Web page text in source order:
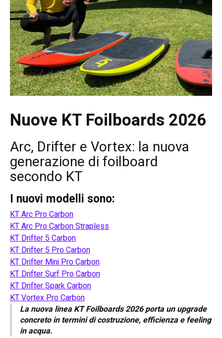
Nuove KT Foilboards 2026
Arc, Drifter e Vortex: la nuova
generazione di foilboard
secondo KT
I nuovi modelli sono:
KT Arc Pro Carbon
KT Arc Pro Carbon Strapless
KT Drifter 5 Carbon
KT Drifter 5 Pro Carbon
KT Drifter Mini Pro Carbon
KT Drifter Surf Pro Carbon
KT Drifter Spark Carbon
KT Vortex Pro Carbon
La nuova linea KT Foilboards 2026 porta un upgrade
concreto in termini di costruzione, efficienza e feeling
in acqua.